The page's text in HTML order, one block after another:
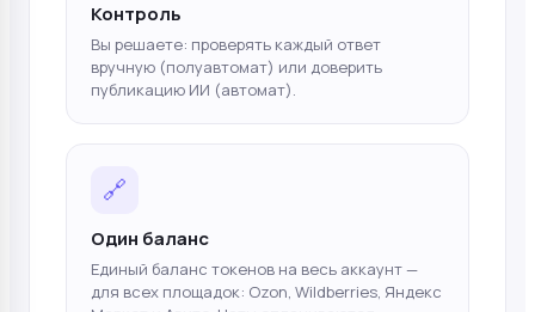
Контроль
Вы решаете: проверять каждый ответ
вручную (полуавтомат) или доверить
публикацию ИИ (автомат).
🔗
Один баланс
Единый баланс токенов на весь аккаунт —
для всех площадок: Ozon, Wildberries, Яндекс